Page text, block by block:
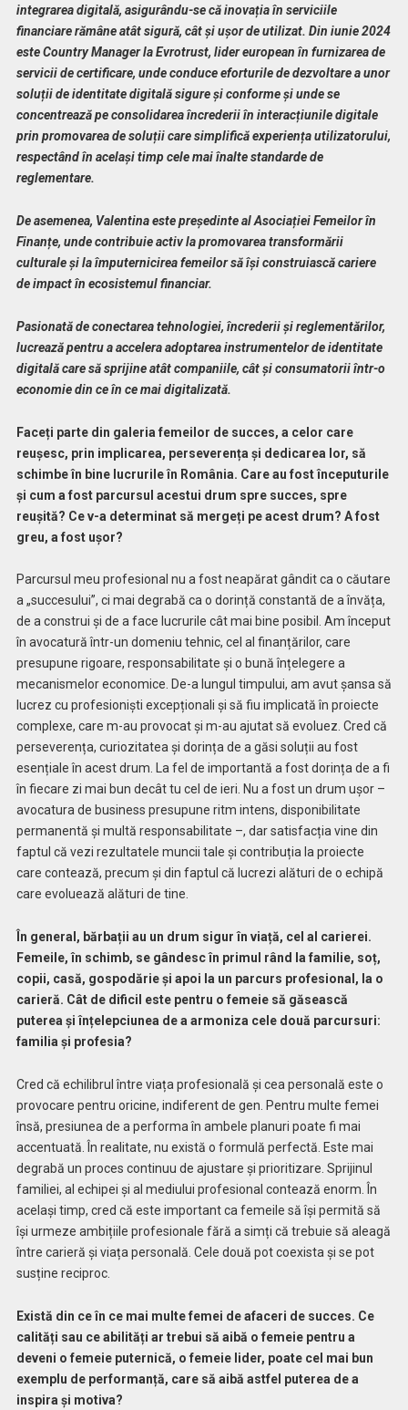
integrarea digitală, asigurându-se că inovația în serviciile
financiare rămâne atât sigură, cât și ușor de utilizat. Din iunie 2024
este Country Manager la Evrotrust, lider european în furnizarea de
servicii de certificare, unde conduce eforturile de dezvoltare a unor
soluții de identitate digitală sigure și conforme și unde se
concentrează pe consolidarea încrederii în interacțiunile digitale
prin promovarea de soluții care simplifică experiența utilizatorului,
respectând în același timp cele mai înalte standarde de
reglementare.
De asemenea, Valentina este președinte al Asociației Femeilor în
Finanțe, unde contribuie activ la promovarea transformării
culturale și la împuternicirea femeilor să își construiască cariere
de impact în ecosistemul financiar.
Pasionată de conectarea tehnologiei, încrederii și reglementărilor,
lucrează pentru a accelera adoptarea instrumentelor de identitate
digitală care să sprijine atât companiile, cât și consumatorii într-o
economie din ce în ce mai digitalizată.
Faceți parte din galeria femeilor de succes, a celor care
reușesc, prin implicarea, perseverența și dedicarea lor, să
schimbe în bine lucrurile în România. Care au fost începuturile
și cum a fost parcursul acestui drum spre succes, spre
reușită? Ce v-a determinat să mergeți pe acest drum? A fost
greu, a fost ușor?
Parcursul meu profesional nu a fost neapărat gândit ca o căutare
a „succesului”, ci mai degrabă ca o dorință constantă de a învăța,
de a construi și de a face lucrurile cât mai bine posibil. Am început
în avocatură într-un domeniu tehnic, cel al finanțărilor, care
presupune rigoare, responsabilitate și o bună înțelegere a
mecanismelor economice. De-a lungul timpului, am avut șansa să
lucrez cu profesioniști excepționali și să fiu implicată în proiecte
complexe, care m-au provocat și m-au ajutat să evoluez. Cred că
perseverența, curiozitatea și dorința de a găsi soluții au fost
esențiale în acest drum. La fel de importantă a fost dorința de a fi
în fiecare zi mai bun decât tu cel de ieri. Nu a fost un drum ușor –
avocatura de business presupune ritm intens, disponibilitate
permanentă și multă responsabilitate –, dar satisfacția vine din
faptul că vezi rezultatele muncii tale și contribuția la proiecte
care contează, precum și din faptul că lucrezi alături de o echipă
care evoluează alături de tine.
În general, bărbații au un drum sigur în viață, cel al carierei.
Femeile, în schimb, se gândesc în primul rând la familie, soț,
copii, casă, gospodărie și apoi la un parcurs profesional, la o
carieră. Cât de dificil este pentru o femeie să găsească
puterea și înțelepciunea de a armoniza cele două parcursuri:
familia și profesia?
Cred că echilibrul între viața profesională și cea personală este o
provocare pentru oricine, indiferent de gen. Pentru multe femei
însă, presiunea de a performa în ambele planuri poate fi mai
accentuată. În realitate, nu există o formulă perfectă. Este mai
degrabă un proces continuu de ajustare și prioritizare. Sprijinul
familiei, al echipei și al mediului profesional contează enorm. În
același timp, cred că este important ca femeile să își permită să
își urmeze ambițiile profesionale fără a simți că trebuie să aleagă
între carieră și viața personală. Cele două pot coexista și se pot
susține reciproc.
Există din ce în ce mai multe femei de afaceri de succes. Ce
calități sau ce abilități ar trebui să aibă o femeie pentru a
deveni o femeie puternică, o femeie lider, poate cel mai bun
exemplu de performanță, care să aibă astfel puterea de a
inspira și motiva?